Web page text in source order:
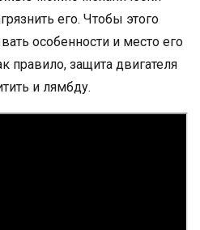
его. Чтобы этого
особенности и место его
правило, защита двигателя
и лямбду.